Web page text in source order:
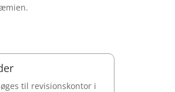
til revisionskontor i